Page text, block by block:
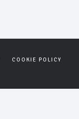
COOKIE POLICY